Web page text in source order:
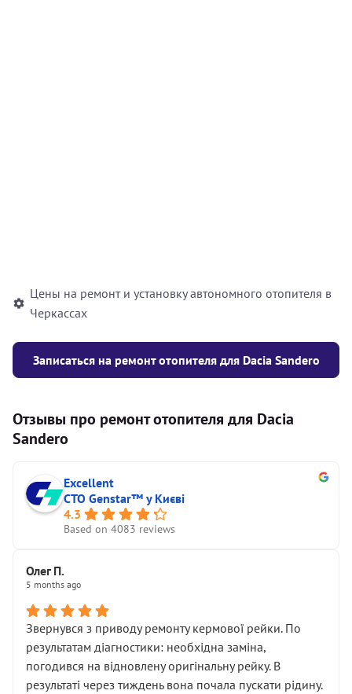
Цены на ремонт и установку автономного отопителя в
Черкассах
Записаться на ремонт отопителя для Dacia Sandero
Отзывы про ремонт отопителя для Dacia
Sandero
Excellent
СТО Genstar™ у Києві
4.3
Based on 4083 reviews
Олег П.
5 months ago
Звернувся з приводу ремонту кермової рейки. По
результатам діагностики: необхідна заміна,
погодився на відновлену оригінальну рейку. В
результаті через тиждень вона почала пускати рідину.